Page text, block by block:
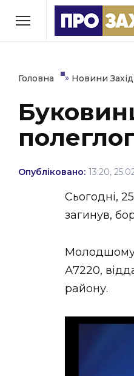
РУБРИКИ
Економіка
Політика
Втрачений Ужгород
НОВИНИ
Головна » Новини
Опубліковано: 13:20,
Сьогодні,
загинув,
Молодшому
А7220,
району.